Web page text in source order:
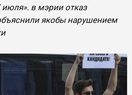
июля». в мэрии отказ
якобы нарушением